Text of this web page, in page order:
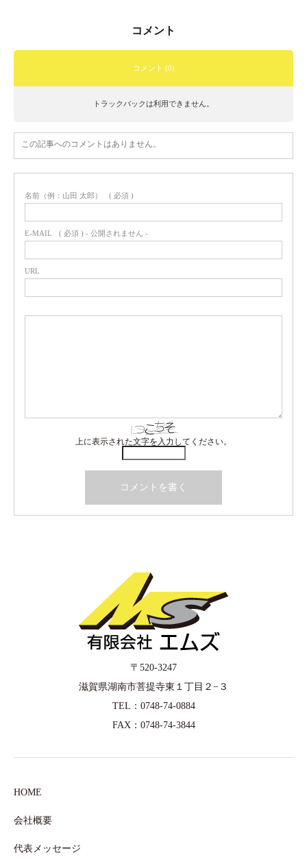
コメント
コメント (0)
トラックバックは利用できません。
この記事へのコメントはありません。
名前（例：山田 太郎） ( 必須 )
E-MAIL ( 必須 ) - 公開されません -
URL
上に表示された文字を入力してください。
〒520-3247
滋賀県湖南市菩提寺東１丁目２−３
TEL：0748-74-0884
FAX：0748-74-3844
HOME
会社概要
代表メッセージ